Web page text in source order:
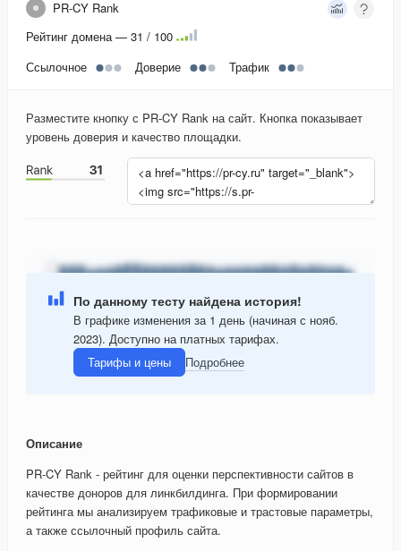
PR-CY Rank
Рейтинг домена — 31 / 100
Ссылочное
Доверие Трафик
Разместите кнопку с PR-CY Rank на сайт. Кнопка показывает
уровень доверия и качество площадки.
По данному тесту найдена история!
В графике изменения за 1 день (начиная с нояб.
2023). Доступно на платных тарифах.
Тарифы и цены
Подробнее
Описание
PR-CY Rank - рейтинг для оценки перспективности сайтов в
качестве доноров для линкбилдинга. При формировании
рейтинга мы анализируем трафиковые и трастовые параметры,
а также ссылочный профиль сайта.